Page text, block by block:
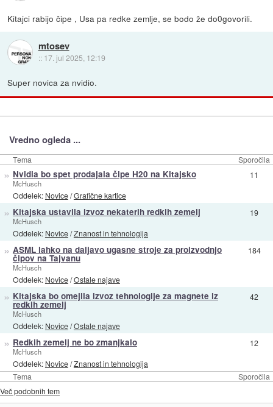
Kitajci rabijo čipe , Usa pa redke zemlje, se bodo že do0govorili.
mtosev
:: 17. jul 2025, 12:19
Super novica za nvidio.
Vredno ogleda ...
Tema Sporočila
Tema Sporočila
» Nvidia bo spet prodajala čipe H20 na Kitajsko
McHusch
Oddelek: Novice/Grafične kartice
11
» Kitajska ustavila izvoz nekaterih redkih zemelj
McHusch
Oddelek: Novice/Znanost in tehnologija
19
» ASML lahko na daljavo ugasne stroje za proizvodnjo
čipov na Tajvanu
McHusch
Oddelek: Novice/Ostale najave
184
» Kitajska bo omejila izvoz tehnologije za magnete iz
redkih zemelj
McHusch
Oddelek: Novice/Ostale najave
42
» Redkih zemelj ne bo zmanjkalo
McHusch
Oddelek: Novice/Znanost in tehnologija
12
Več podobnih tem